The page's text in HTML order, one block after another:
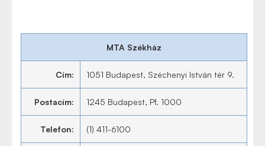
MTA Székház
Cím: 1051 Budapest, Széchenyi István tér 9.
Postacím: 1245 Budapest, Pf. 1000
Telefon: (1) 411-6100